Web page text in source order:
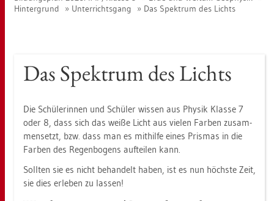
Hin­ter­grund
Un­ter­richts­gang Das Spek­trum des Lichts
Das Spek­trum des Lichts
Die Schü­le­rin­nen und Schü­ler wis­sen aus Phy­sik Klas­se 7
oder 8, dass sich das weiße Licht aus vie­len Far­ben zu­sam­
men­setzt, bzw. dass man es mit­hil­fe eines Pris­mas in die
Far­ben des Re­gen­bo­gens auf­tei­len kann.
Soll­ten sie es nicht be­han­delt haben, ist es nun höchs­te Zeit,
sie dies er­le­ben zu las­sen!